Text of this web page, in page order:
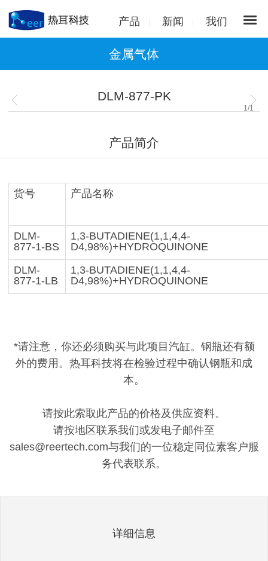
产品 新闻 我们
金属气体
DLM-877-PK
1 /1
产品简介
货号 产品名称
DLM-
877-1-BS
1,3-BUTADIENE(1,1,4,4-
D4,98%)+HYDROQUINONE
DLM-
877-1-LB
1,3-BUTADIENE(1,1,4,4-
D4,98%)+HYDROQUINONE
*请注意，你还必须购买与此项目汽缸。钢瓶还有额
外的费用。热耳科技将在检验过程中确认钢瓶和成
本。
请按此索取此产品的价格及供应资料。
请按地区联系我们或发电子邮件至
sales@reertech.com与我们的一位稳定同位素客户服
务代表联系。
详细信息